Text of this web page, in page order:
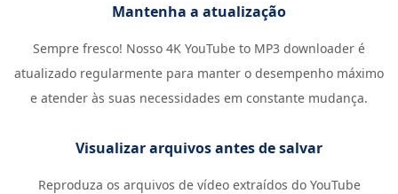
Mantenha a atualização
Sempre fresco! Nosso 4K YouTube to MP3 downloader é
atualizado regularmente para manter o desempenho máximo
e atender às suas necessidades em constante mudança.
Visualizar arquivos antes de salvar
Reproduza os arquivos de vídeo extraídos do YouTube